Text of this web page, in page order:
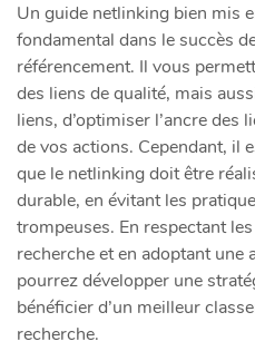
Un guide netlinking bien mis
fondamental dans le succès
référencement. Il vous
des liens de qualité, mais
liens, d’optimiser l’ancre des
de vos actions. Cependant, il
que le netlinking doit être
durable, en évitant les
trompeuses. En respectant
recherche et en adoptant une
pourrez développer une
bénéficier d’un meilleur
recherche.